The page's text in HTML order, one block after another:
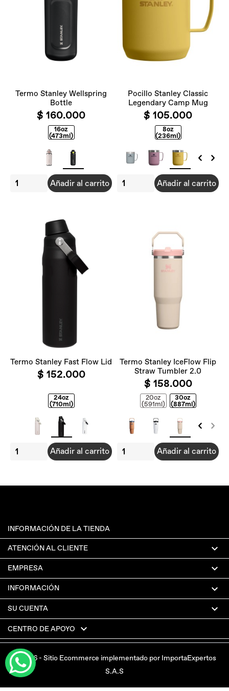
Termo Stanley Wellspring
Bottle
$ 160.000
16oz
(473ml)
Añadir al carrito
Pocillo Stanley Classic
Legendary Camp Mug
$ 105.000
8oz
(236ml)
Añadir al carrito
Termo Stanley Fast Flow Lid
$ 152.000
24oz
(710ml)
Añadir al carrito
Termo Stanley IceFlow Flip
Straw Tumbler 2.0
$ 158.000
20oz
(591ml)
30oz
(887ml)
Añadir al carrito
INFORMACIÓN DE LA TIENDA
ATENCIÓN AL CLIENTE 
EMPRESA 
INFORMACIÓN 
SU CUENTA 
CENTRO DE APOYO 
© 2026 - Sitio Ecommerce implementado por ImportaExpertos
S.A.S